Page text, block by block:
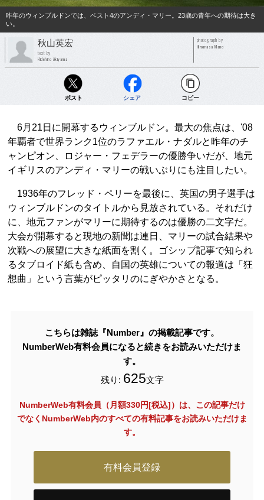
昨年のウィンブルドンでは、ベスト4のアンディ・マリー。23歳の青年への期待は大き
い。
秋山英宏
text by
Hidehiro Akiyama
photograph by
Hiromasa Mano
ポスト シェア コピー
6月21日に開幕するウィンブルドン。最大の焦点は、'08
年覇者で世界ランク1位のラファエル・ナダルと昨年のチ
ャンピオン、ロジャー・フェデラーの優勝争いだが、地元
イギリスのアンディ・マリーの戦いぶりにも注目したい。
1936年のフレッド・ペリーを最後に、英国の男子選手は
ウィンブルドンのタイトルから見放されている。それだけ
に、地元ファンがマリーに期待するのは優勝の二文字だ。
大会が開幕すると現地の新聞は連日、マリーの試合結果や
次戦への展望に大きな紙面を割く。ゴシップ記事で知られ
るタブロイド紙も含め、自国の英雄についての報道は「狂
想曲」という言葉がピッタリのにぎやかさとなる。
こちらは雑誌『Number』の掲載記事です。
NumberWeb有料会員になると続きをお読みいただけま
す。
残り: 625文字
NumberWeb有料会員（月額330円[税込]）は、この記事だけ
でなく NumberWeb内のすべての有料記事をお読みいただけま
す。
有料会員登録